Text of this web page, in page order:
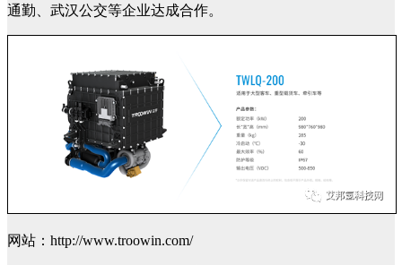
通勤、武汉公交等企业达成合作。
网站：http://www.troowin.com/